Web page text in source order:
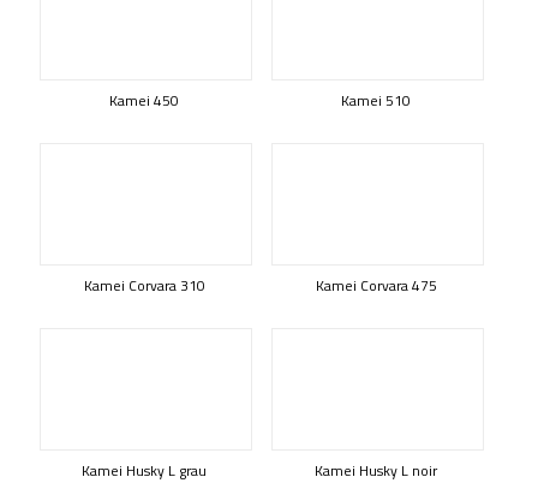
Kamei 450 Kamei 510
Kamei Corvara 310 Kamei Corvara 475
Kamei Husky L grau Kamei Husky L noir